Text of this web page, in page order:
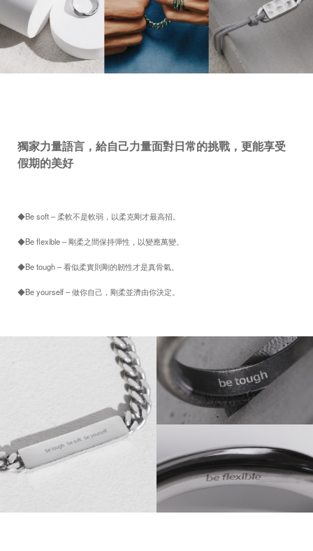
獨家力量語言，給自己力量面對日常的挑戰，更能享受
假期的美好
◆Be soft – 柔軟不是軟弱，以柔克剛才最高招。
◆Be flexible – 剛柔之間保持彈性，以變應萬變。
◆Be tough – 看似柔實則剛的韌性才是真骨氣。
◆Be yourself – 做你自己，剛柔並濟由你決定。